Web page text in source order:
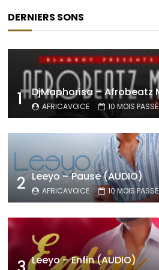
DERNIERS SONS
1 AFRICAVOICE 10 MOIS PASSÉ
2 Leeyo – Pause (AUDIO)
AFRICAVOICE 10 MOIS PASSÉ
Leeyo – Enfin (AUDIO)